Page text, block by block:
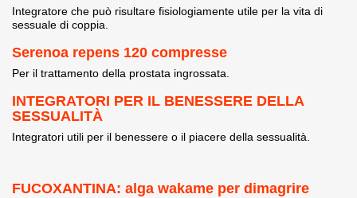
Integratore che può risultare fisiologiamente utile per la vita di
sessuale di coppia.
Serenoa repens 120 compresse
Per il trattamento della prostata ingrossata.
INTEGRATORI PER IL BENESSERE DELLA
SESSUALITÀ
Integratori utili per il benessere o il piacere della sessualità.
FUCOXANTINA: alga wakame per dimagrire